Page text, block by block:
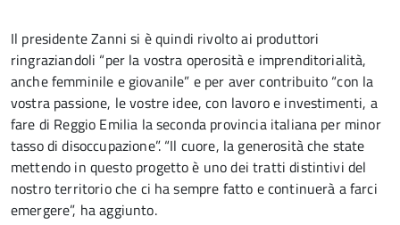
Il presidente Zanni si è quindi rivolto ai produttori
ringraziandoli “per la vostra operosità e imprenditorialità,
anche femminile e giovanile” e per aver contribuito “con la
vostra passione, le vostre idee, con lavoro e investimenti, a
fare di Reggio Emilia la seconda provincia italiana per minor
tasso di disoccupazione”. “Il cuore, la generosità che state
mettendo in questo progetto è uno dei tratti distintivi del
nostro territorio che ci ha sempre fatto e continuerà a farci
emergere”, ha aggiunto.